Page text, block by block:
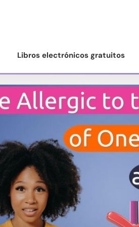
Libros electrónicos gratuitos